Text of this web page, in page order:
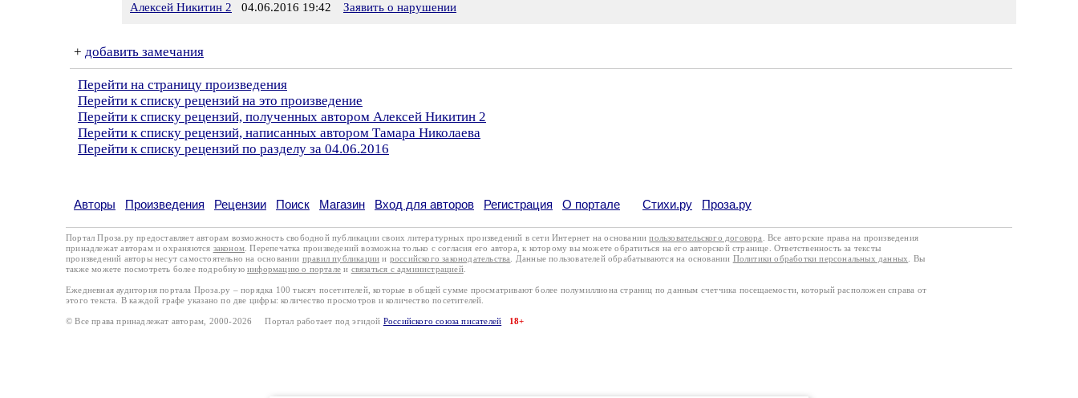
Алексей Никитин 2 04.06.2016 19:42 Заявить о нарушении
+ добавить замечания
Перейти на страницу произведения
Перейти к списку рецензий на это произведение
Перейти к списку рецензий, полученных автором Алексей Никитин 2
Перейти к списку рецензий, написанных автором Тамара Николаева
Перейти к списку рецензий по разделу за 04.06.2016
Авторы Произведения Рецензии Поиск Магазин Вход для авторов Регистрация О портале Стихи.ру Проза.ру
Портал Проза.ру предоставляет авторам возможность свободной публикации своих литературных произведений в сети Интернет на основаниипользовательского договора
. Все авторские права на произведения
принадлежат авторам и охраняются законом . Перепечатка произведений возможна только с согласия его автора, к которому вы можете обратиться на его авторской странице. Ответственность за тексты
произведений авторы несут самостоятельно на основании правил публикации и российского законодательства . Данные пользователей обрабатываются на основании Политики обработки персональных данных
. Вы
также можете посмотреть более подробную информацию о портале и связаться с администрацией.
Ежедневная аудитория портала Проза.ру – порядка 100 тысяч посетителей, которые в общей сумме просматривают более полумиллиона страниц по данным счетчика посещаемости, который расположен справа от
этого текста. В каждой графе указано по две цифры: количество просмотров и количество посетителей.
© Все права принадлежат авторам, 2000-2026 Портал работает под эгидой Российского союза писателей 18+